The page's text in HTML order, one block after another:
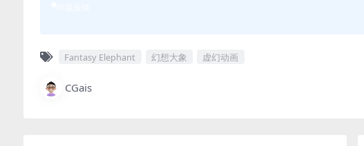
Fantasy Elephant 幻想大象 虚幻动画
CGais